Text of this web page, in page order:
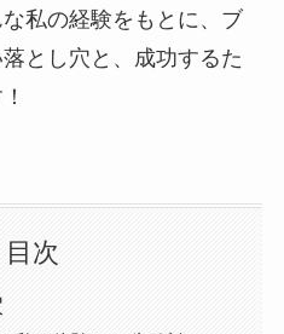
私の経験をもとに、ブ
とし穴と、成功するた
目次